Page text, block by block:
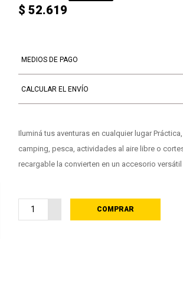
$ 52.619
MEDIOS DE PAGO
CALCULAR EL ENVÍO
Iluminá tus aventuras en cualquier lugar
camping, pesca, actividades al aire libre o
recargable la convierten en un accesorio versátil
COMPRAR